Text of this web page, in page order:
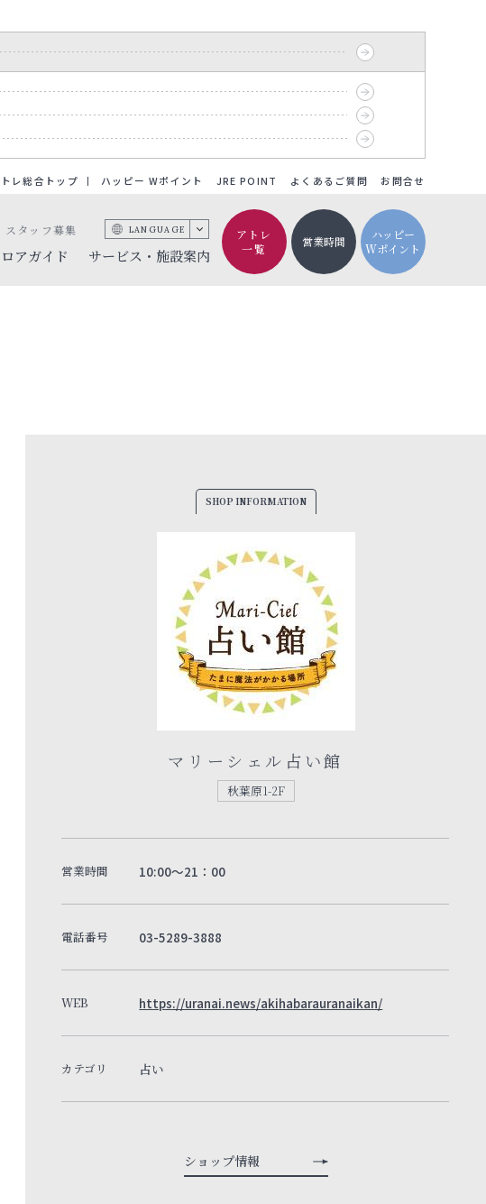
レ総合トップ ハッピー Wポイント JRE POINT よくあるご質問 お問合せ
アガイド サービス・施設案内
スタッフ募集 LANGUAGE
アトレ
一覧
営業時間
ハッピー
Wポイント
SHOP INFORMATION
マリーシェル占い館
秋葉原1-2F
営業時間 10:00～21：00
電話番号 03-5289-3888
WEB https://uranai.news/akihabarauranaikan/
カテゴリ 占い
ショップ情報